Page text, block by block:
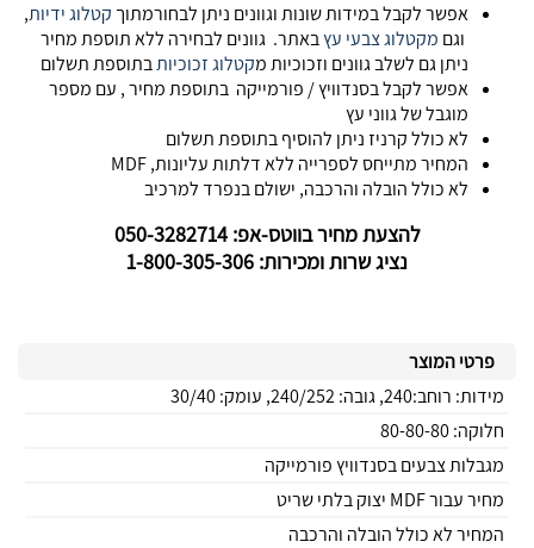
אפשר לקבל במידות שונות וגוונים ניתן לבחורמתוךקטלוג ידיות,
וגם מקטלוג צבעי עץבאתר. גוונים לבחירה ללא תוספת מחיר
ניתן גם לשלב גוונים וזכוכיות מקטלוג זכוכיותבתוספת תשלום
אפשר לקבל בסנדוויץ / פורמייקה בתוספת מחיר , עם מספר
מוגבל של גווני עץ
לא כולל קרניז ניתן להוסיף בתוספת תשלום
המחיר מתייחס לספרייה ללא דלתות עליונות, MDF
לא כולל הובלה והרכבה, ישולם בנפרד למרכיב
להצעת מחיר בווטס-אפ: 050-3282714
נציג שרות ומכירות: 1-800-305-306
פרטי המוצר
מידות: רוחב:240, גובה: 240/252, עומק: 30/40
חלוקה: 80-80-80
מגבלות צבעים בסנדוויץ פורמייקה
מחיר עבור MDF יצוק בלתי שריט
המחיר לא כולל הובלה והרכבה